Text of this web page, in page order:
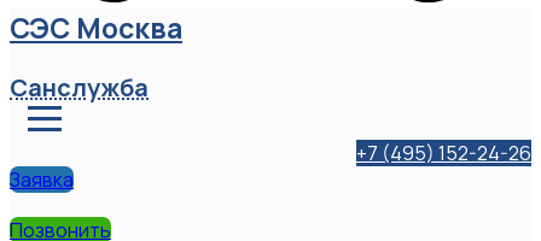
СЭС Москва
Санслужба
+7 (495) 152-24-26
Заявка
Позвонить